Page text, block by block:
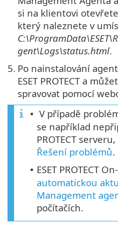
si na klientovi otevřete
který naleznete v
gent\Logs\status.html.
5. Po nainstalování
ESET PROTECT a
spravovat pomocí
• V případě
se například
PROTECT
Řešení problémů.
• ESET PROTECT
automatickou
Management
počítačích.